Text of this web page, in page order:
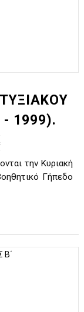
1999).
την Κυριακή
Γήπεδο